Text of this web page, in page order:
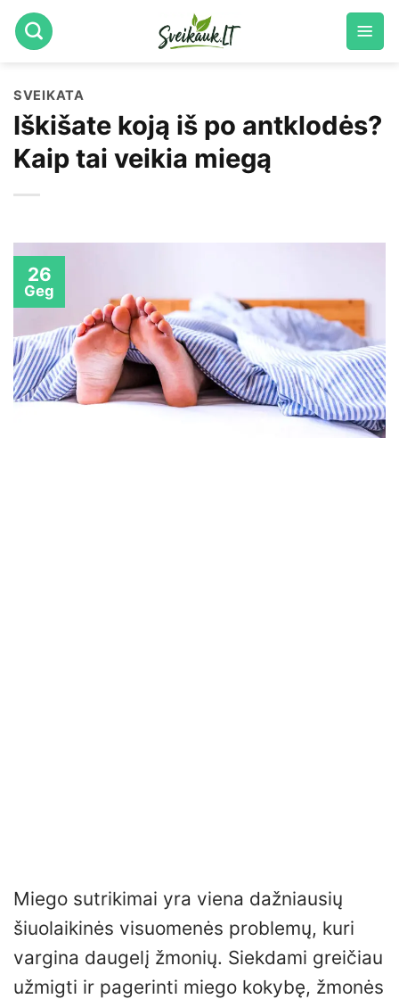
Skip
to
SVEIKATA
Iškišate koją iš po antklodės?
Kaip tai veikia miegą
26
Geg
Miego sutrikimai yra viena dažniausių
šiuolaikinės visuomenės problemų, kuri
vargina daugelį žmonių. Siekdami greičiau
užmigti ir pagerinti miego kokybę, žmonės